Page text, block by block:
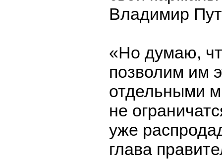
Владимир
«Но думаю,
позволим им
отдельными
не
уже
глава